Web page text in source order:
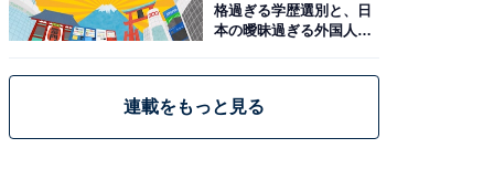
格過ぎる学歴選別と、日
本の曖昧過ぎる外国人政
連載をもっと見る